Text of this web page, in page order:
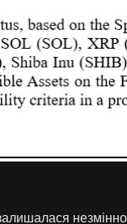
залишалася